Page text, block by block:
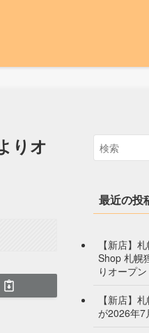
りオ
最近の投
【新店】
Shop 札幌
りオープン
【新店】
が2026年7